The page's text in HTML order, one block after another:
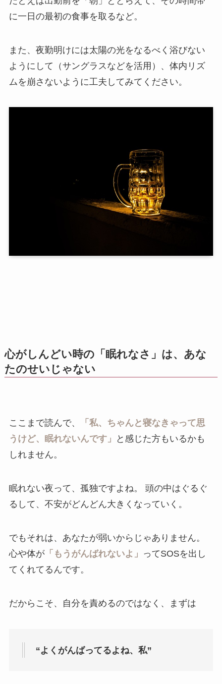
に一日の最初の食事を取るなど。
また、夜勤明けには太陽の光をなるべく浴びない
ようにして（サングラスなどを活用）、体内リズ
ムを崩さないように工夫してみてください。
心がしんどい時の「眠れなさ」は、あな
たのせいじゃない
ここまで読んで、
「私、ちゃんと寝なきゃって思
うけど、眠れないんです」
と感じた方もいるかも
しれません。
眠れない夜って、孤独ですよね。 頭の中はぐるぐ
るして、不安がどんどん大きくなっていく。
でもそれは、あなたが弱いからじゃありません。
心や体が「もうがんばれないよ」 ってSOSを出し
てくれてるんです。
だからこそ、自分を責めるのではなく、まずは
“よくがんばってるよね、私”